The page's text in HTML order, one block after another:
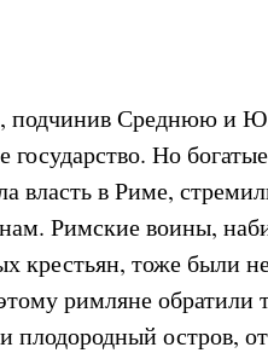
подчинив Среднюю
государство. Но
власть в Риме,
Римские воины,
крестьян, тоже были
римляне обратили
остров,